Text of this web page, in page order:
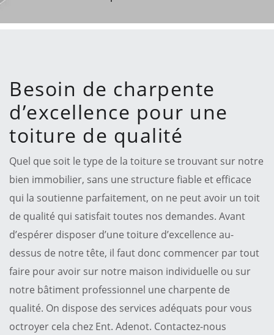
Besoin de charpente
d’excellence pour une
toiture de qualité
Quel que soit le type de la toiture se trouvant sur notre
bien immobilier, sans une structure fiable et efficace
qui la soutienne parfaitement, on ne peut avoir un toit
de qualité qui satisfait toutes nos demandes. Avant
d’espérer disposer d’une toiture d’excellence au-
dessus de notre tête, il faut donc commencer par tout
faire pour avoir sur notre maison individuelle ou sur
notre bâtiment professionnel une charpente de
qualité. On dispose des services adéquats pour vous
octroyer cela chez Ent. Adenot. Contactez-nous